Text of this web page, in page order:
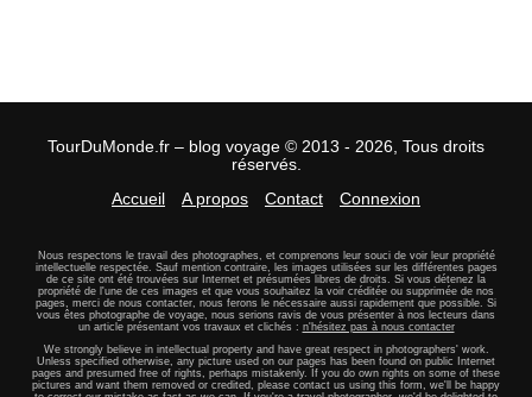
TourDuMonde.fr – blog voyage © 2013 - 2026, Tous droits
réservés.
Accueil
A propos Contact Connexion
Nous respectons le travail des photographes, et comprenons leur souci de voir leur propriété
intellectuelle respectée. Sauf mention contraire, les images utilisées sur les différentes pages
de ce site ont été trouvées sur Internet et présumées libres de droits. Si vous détenez la
propriété de l'une de ces images et que vous souhaitez la voir créditée ou supprimée de nos
pages, merci de nous contacter, nous ferons le nécessaire aussi rapidement que possible. Si
vous êtes photographe de voyage, nous serions ravis de vous présenter à nos lecteurs dans
un article présentant vos travaux et clichés : n'hésitez pas à nous contacter
We strongly believe in intellectual property and have great respect in photographers' work.
Unless specified otherwise, any picture used on our pages has been found on public Internet
pages and presumed free of rights, perhaps mistakenly. If you do own rights on some of these
pictures and want them removed or credited, please contact us using this form, we'll be happy